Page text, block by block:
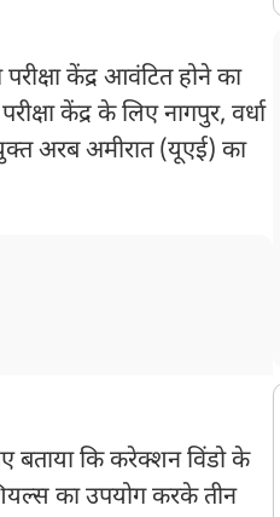
केंद्र आवंटित होने का
केंद्र के लिए नागपुर, वर्धा
अरब अमीरात (यूएई) का
बताया कि करेक्शन विंडो के
का उपयोग करके तीन